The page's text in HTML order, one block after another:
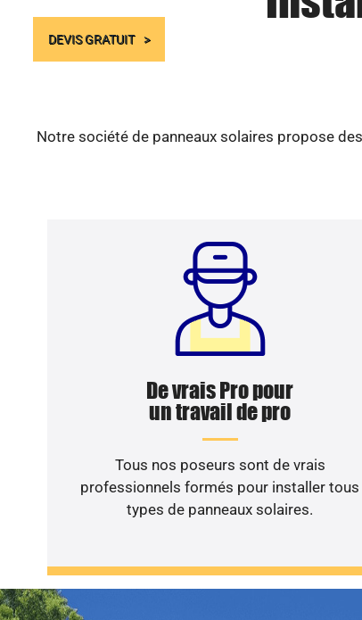
DEVIS GRATUIT
Notre société de panneaux solaires propose
De vrais Pro pour
un travail de pro
Tous nos poseurs sont de vrais
professionnels formés pour installer tous
types de panneaux solaires.